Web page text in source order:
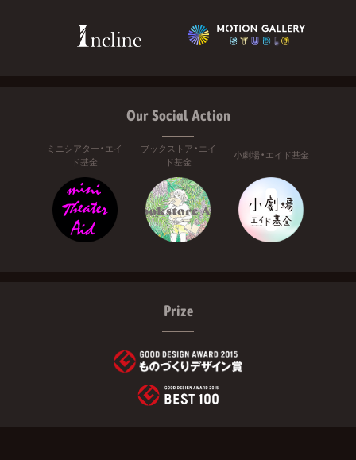
Our Social Action
ミニシアター・エイ
ド基金
ブックストア・エイ
ド基金
小劇場・エイド基金
Prize